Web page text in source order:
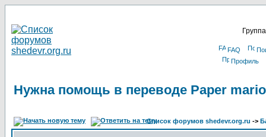
FAQ
Профиль
Нужна помощь в переводе Paper
Список форумов shedevr.org.ru ->